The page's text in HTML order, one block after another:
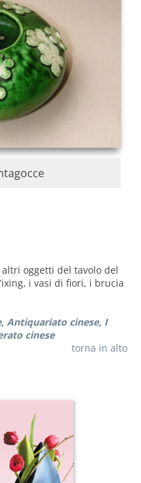
oggetti del tavolo del
i vasi di fiori, i brucia
Antiquariato cinese I
cinese
torna in alto